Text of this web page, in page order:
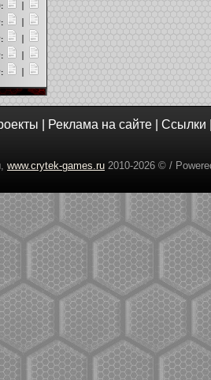
Реклама на сайте Ссылки
www.crytek-games.ru 2010-2026 © /